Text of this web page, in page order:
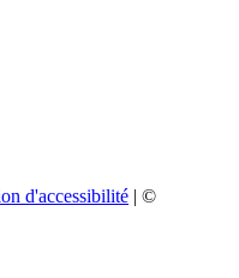
d'accessibilité | ©